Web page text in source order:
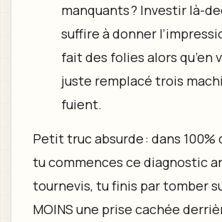
manquants ? Investir là-
suffire à donner
fait des folies alors qu’en
juste remplacé trois
fuient.
Petit truc absurde : dans 100%
tu commences ce diagnostic
tournevis, tu finis par tomber
MOINS une prise cachée